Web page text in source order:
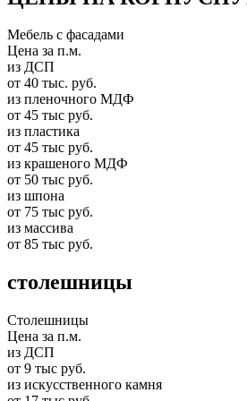
Мебель с фасадами
Цена за п.м.
из ДСП
от 40 тыс. руб.
из пленочного МДФ
от 45 тыс руб.
из пластика
от 45 тыс руб.
из крашеного МДФ
от 50 тыс руб.
из шпона
от 75 тыс руб.
из массива
от 85 тыс руб.
столешницы
Столешницы
Цена за п.м.
из ДСП
от 9 тыс руб.
из искусственного камня